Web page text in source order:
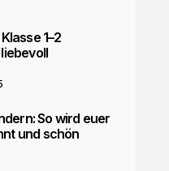
1–2
So wird euer
und schön